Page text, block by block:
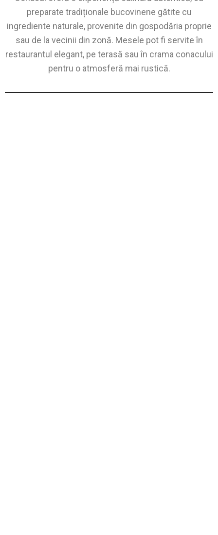
preparate tradiționale bucovinene gătite cu
ingrediente naturale, provenite din gospodăria proprie
sau de la vecinii din zonă. Mesele pot fi servite în
restaurantul elegant, pe terasă sau în crama conacului
pentru o atmosferă mai rustică.